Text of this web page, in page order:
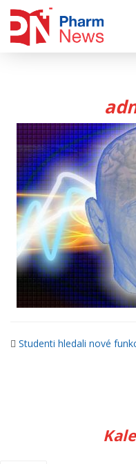
Studenti hledali nové